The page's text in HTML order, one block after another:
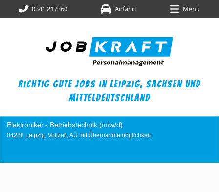
0341 217360 Anfahrt Menü
richtig gute jobs in leipzig, sachsen und
mitteldeutschland
(m/w/d)
04249 Leipzig, Vollzeit, AÜ